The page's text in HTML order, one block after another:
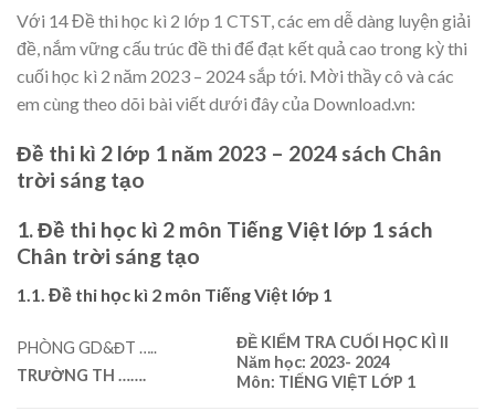
Với 14 Đề thi học kì 2 lớp 1 CTST, các em dễ dàng luyện giải
đề, nắm vững cấu trúc đề thi để đạt kết quả cao trong kỳ thi
cuối học kì 2 năm 2023 – 2024 sắp tới. Mời thầy cô và các
em cùng theo dõi bài viết dưới đây của Download.vn:
Đề thi kì 2 lớp 1 năm 2023 – 2024 sách Chân
trời sáng tạo
1. Đề thi học kì 2 môn Tiếng Việt lớp 1 sách
Chân trời sáng tạo
1.1. Đề thi học kì 2 môn Tiếng Việt lớp 1
PHÒNG GD&ĐT …..
TRƯỜNG TH …….
ĐỀ KIỂM TRA CUỐI HỌC KÌ II
Năm học: 2023- 2024
Môn: TIẾNG VIỆT LỚP 1